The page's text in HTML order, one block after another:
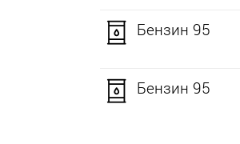
Бензин 95
Бензин 95